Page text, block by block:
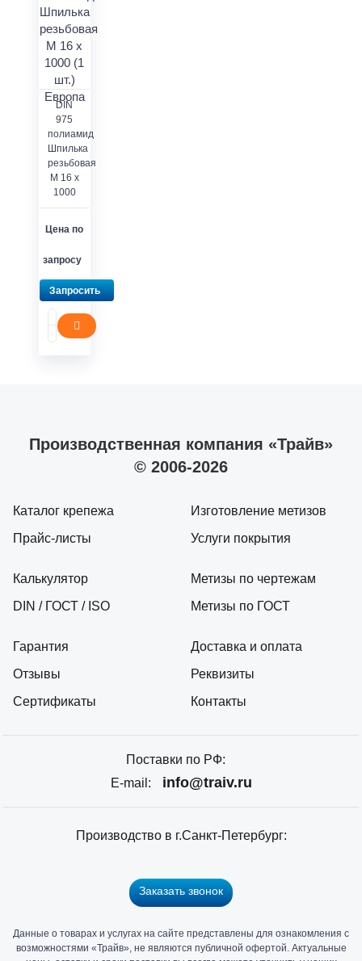
DIN
975
полиамид
Шпилька
резьбовая
M 16 x
1000
Цена по
запросу
Запросить
Производственная компания «Трайв»
© 2006-2026
Каталог крепежа
Прайс-листы
Калькулятор
DIN / ГОСТ / ISO
Гарантия
Отзывы
Сертификаты
Изготовление метизов
Услуги покрытия
Метизы по чертежам
Метизы по ГОСТ
Доставка и оплата
Реквизиты
Контакты
Поставки по РФ:
E-mail:
info@traiv.ru
Производство в г.Санкт-Петербург:
Заказать звонок
Данные о товарах и услугах на сайте представлены для ознакомления с
возможностями «Трайв», не являются публичной офертой. Актуальные
Главный